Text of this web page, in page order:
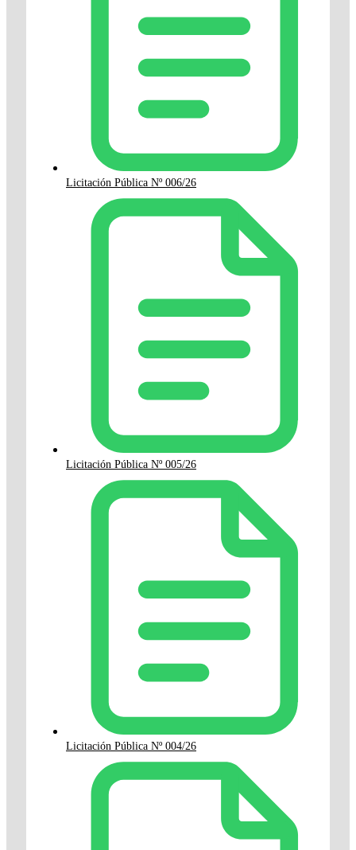
Licitación Pública Nº 006/26
Licitación Pública Nº 005/26
Licitación Pública Nº 004/26